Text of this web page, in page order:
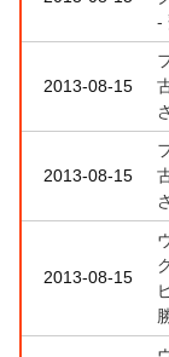
-
2013-08-15
2013-08-15
2013-08-15